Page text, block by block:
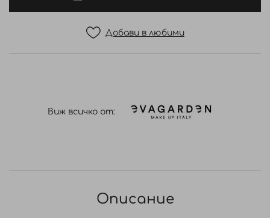
Добави в любими
Виж всичко от:
Описание